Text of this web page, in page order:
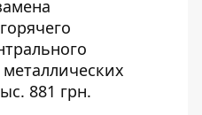
881 грн.